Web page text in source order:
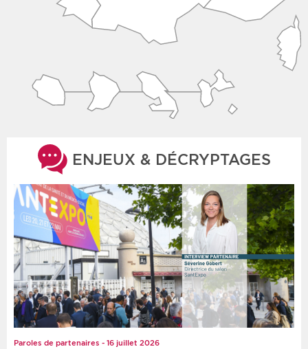
ENJEUX & DÉCRYPTAGES
Paroles de partenaires - 16 juillet 2026